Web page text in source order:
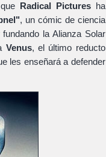
Radical Picturesha
, un cómic de ciencia
la Alianza Solar
Venus, el último reducto
les enseñará a defender